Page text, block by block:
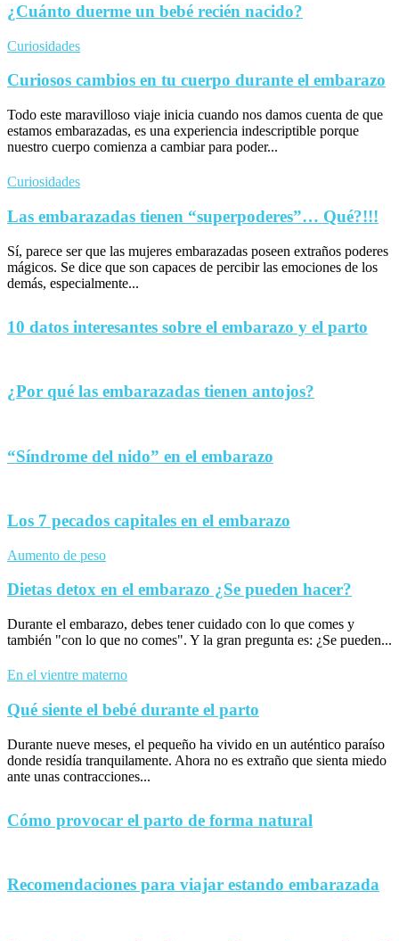
¿Cuánto duerme un bebé recién nacido?
Curiosidades
Curiosos cambios en tu cuerpo durante el embarazo
Todo este maravilloso viaje inicia cuando nos damos cuenta de que
estamos embarazadas, es una experiencia indescriptible porque
nuestro cuerpo comienza a cambiar para poder...
Curiosidades
Las embarazadas tienen “superpoderes”… Qué?!!!
Sí, parece ser que las mujeres embarazadas poseen extraños poderes
mágicos. Se dice que son capaces de percibir las emociones de los
demás, especialmente...
10 datos interesantes sobre el embarazo y el parto
¿Por qué las embarazadas tienen antojos?
“Síndrome del nido” en el embarazo
Los 7 pecados capitales en el embarazo
Aumento de peso
Dietas detox en el embarazo ¿Se pueden hacer?
Durante el embarazo, debes tener cuidado con lo que comes y
también "con lo que no comes". Y la gran pregunta es: ¿Se pueden...
En el vientre materno
Qué siente el bebé durante el parto
Durante nueve meses, el pequeño ha vivido en un auténtico paraíso
donde residía tranquilamente. Ahora no es extraño que sienta miedo
ante unas contracciones...
Cómo provocar el parto de forma natural
Recomendaciones para viajar estando embarazada